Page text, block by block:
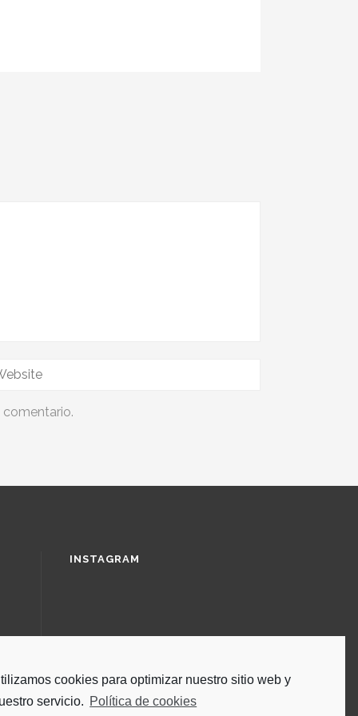
cookies para optimizar nuestro sitio web y
servicio. Política de cookies
INSTAGRAM